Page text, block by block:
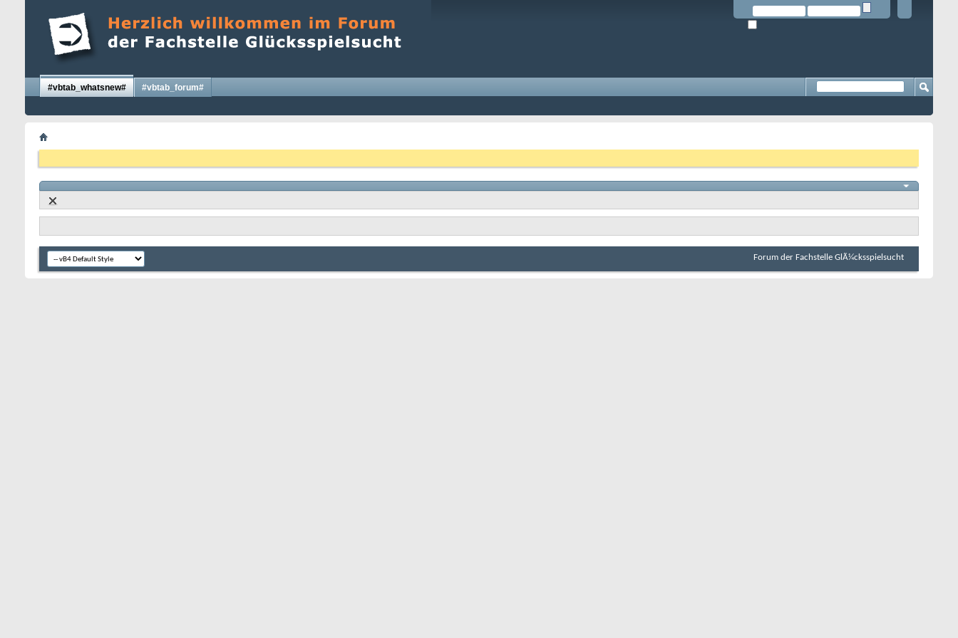
#vbtab_whatsnew# #vbtab_forum#
Forum der Fachstelle GlÃ¼cksspielsucht